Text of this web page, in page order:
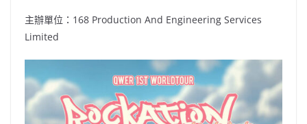
主辦單位：168 Production And Engineering Services
Limited